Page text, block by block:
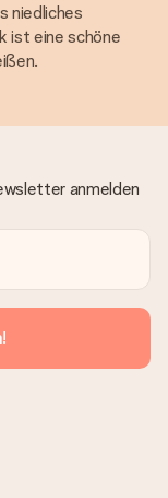
niedliches
ist eine schöne
anmelden